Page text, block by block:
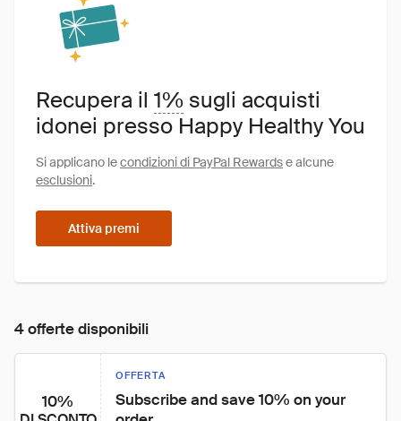
Recupera il 1% sugli acquisti
idonei presso Happy Healthy You
Si applicano lecondizioni di PayPal Rewardse alcune
esclusioni.
Attiva premi
4 offerte disponibili
10%
OFFERTA
Subscribe and save 10% on your